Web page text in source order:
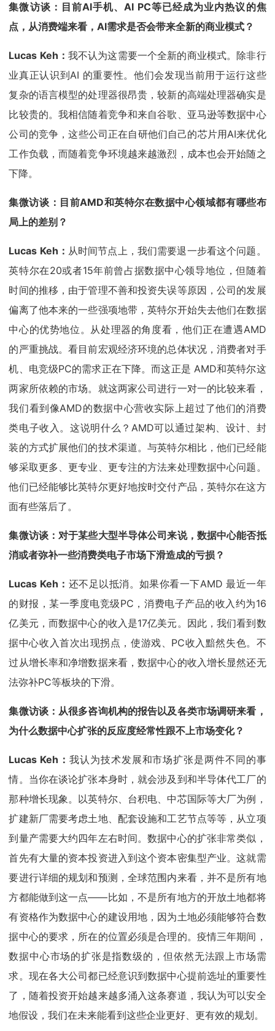
集微访谈：目前AI手机、AI PC等已经成为业内热议的焦
点，从消费端来看，AI需求是否会带来全新的商业模式？
Lucas Keh： 我不认为这需要一个全新的商业模式。除非行
业真正认识到AI 的重要性。他们会发现当前用于运行这些
复杂的语言模型的处理器很昂贵，较新的高端处理器确实是
比较贵的。我相信随着竞争和来自谷歌、亚马逊等数据中心
公司的竞争，这些公司正在自研他们自己的芯片用AI来优化
工作负载，而随着竞争环境越来越激烈，成本也会开始随之
下降。
集微访谈：目前AMD和英特尔在数据中心领域都有哪些布
局上的差别？
Lucas Keh： 从时间节点上，我们需要退一步看这个问题。
英特尔在20或者15年前曾占据数据中心领导地位，但随着
时间的推移，由于管理不善和投资失误等原因，公司的发展
偏离了他本来的一些强项地带，英特尔开始失去他们在数据
中心的优势地位。从处理器的角度看，他们正在遭遇AMD
的严重挑战。看目前宏观经济环境的总体状况，消费者对手
机、电竞级PC的需求正在下降。而这正是 AMD和英特尔这
两家所依赖的市场。就这两家公司进行一对一的比较来看，
我们看到像AMD的数据中心营收实际上超过了他们的消费
类电子收入。这说明什么？AMD可以通过架构、设计、封
装的方式扩展他们的技术渠道。与英特尔相比，他们已经能
够采取更多、更专业、更专注的方法来处理数据中心问题。
他们已经能够比英特尔更好地按时交付产品，英特尔在这方
面有些落后了。
集微访谈：对于某些大型半导体公司来说，数据中心能否抵
消或者弥补一些消费类电子市场下滑造成的亏损？
Lucas Keh： 还不足以抵消。如果你看一下AMD 最近一年
的财报，某一季度电竞级PC，消费电子产品的收入约为16
亿美元，而数据中心的收入是17亿美元。因此，我们看到数
据中心收入首次出现拐点，使游戏、PC收入黯然失色。不
过从增长率和净增数据来看，数据中心的收入增长显然还无
法弥补PC等板块的下滑。
集微访谈：从很多咨询机构的报告以及各类市场调研来看，
为什么数据中心扩张的反应度经常性跟不上市场变化？
Lucas Keh：我认为技术发展和市场扩张是两件不同的事
情。当你在谈论扩张本身时，就会涉及到和半导体代工厂的
那种增长现象。以英特尔、台积电、中芯国际等大厂为例，
扩建新厂需要考虑土地、配套设施和工艺节点等等，从立项
到量产需要大约四年左右时间。数据中心的扩张非常类似，
首先有大量的资本投资进入到这个资本密集型产业。这就需
要进行详细的规划和预测，全球范围内来看，并不是所有地
方都能做到这一点——比如，不是所有地方的开放土地都将
有资格作为数据中心的建设用地，因为土地必须能够符合数
据中心的要求，所在的位置必须是合理的。疫情三年期间，
数据中心市场的扩张是指数级的，但依然无法跟上市场需
求。现在各大公司都已经意识到数据中心提前选址的重要性
了，随着投资开始越来越多涌入这条赛道，我认为可以安全
地假设，我们在未来能看到这些企业更好、更有效的规划。